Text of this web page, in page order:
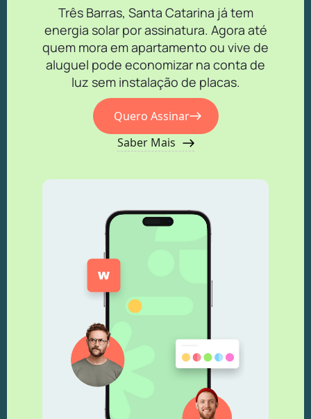
Três Barras, Santa Catarina já tem
energia solar por assinatura. Agora até
quem mora em apartamento ou vive de
aluguel pode economizar na conta de
luz sem instalação de placas.
Quero Assinar
Saber Mais